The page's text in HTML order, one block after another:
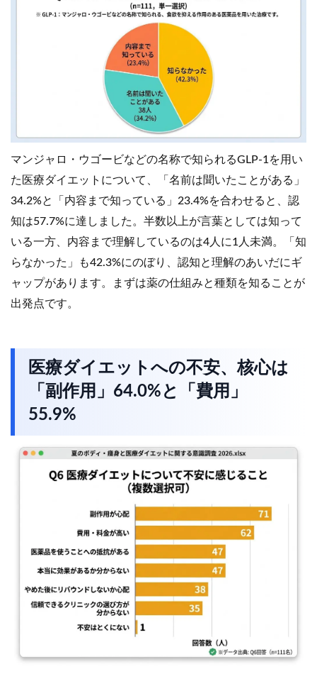
マンジャロ・ウゴービなどの名称で知られるGLP-1を用い
た医療ダイエットについて、「名前は聞いたことがある」
34.2%と「内容まで知っている」23.4%を合わせると、認
知は57.7%に達しました。半数以上が言葉としては知って
いる一方、内容まで理解しているのは4人に1人未満。「知
らなかった」も42.3%にのぼり、認知と理解のあいだにギ
ャップがあります。まずは薬の仕組みと種類を知ることが
出発点です。
医療ダイエットへの不安、核心は
「副作用」64.0%と「費用」
55.9%